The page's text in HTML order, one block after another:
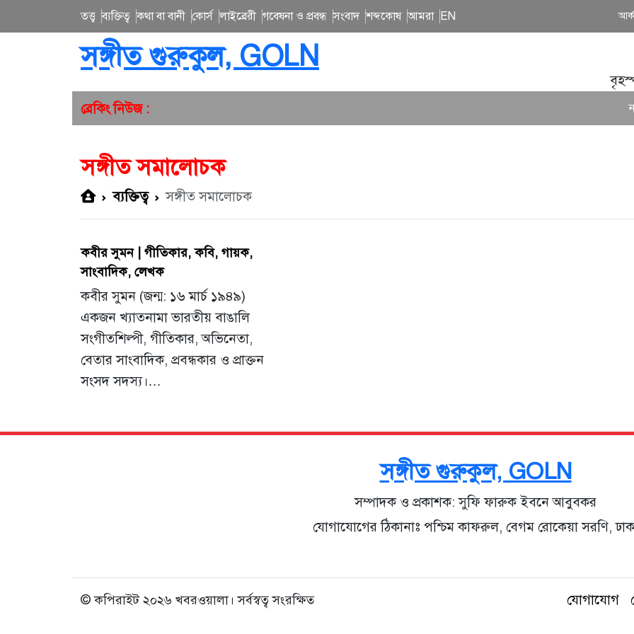
তত্ত্ব ব্যক্তিত্ব কথা বা বানী কোর্স লাইব্রেরী গবেষনা ও প্রবন্ধ সংবাদ শব্দকোষ আমরা EN
সঙ্গীত গুরুকুল, GOLN
ব্রেকিং নিউজ :
সঙ্গীত সমালোচক
ব্যক্তিত্ব সঙ্গীত সমালোচক
কবীর সুমন | গীতিকার, কবি, গায়ক,
সাংবাদিক, লেখক
কবীর সুমন (জন্ম: ১৬ মার্চ ১৯৪৯)
একজন খ্যাতনামা ভারতীয় বাঙালি
সংগীতশিল্পী, গীতিকার, অভিনেতা,
বেতার সাংবাদিক, প্রবন্ধকার ও প্রাক্তন
সংসদ সদস্য।…
সঙ্গীত গুরুকুল, GOLN
সম্পাদক ও প্রকাশক: সুফি ফারুক ইবনে আবুবকর
যোগাযোগের ঠিকানাঃ পশ্চিম কাফরুল, বেগম রোকেয়া সরণি,
© কপিরাইট ২০২৬ খবরওয়ালা। সর্বস্বত্ব সংরক্ষিত যোগাযোগ